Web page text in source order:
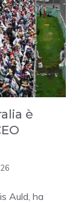
è
Auld, ha